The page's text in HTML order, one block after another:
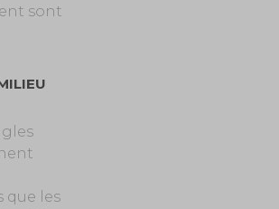
sont
que les